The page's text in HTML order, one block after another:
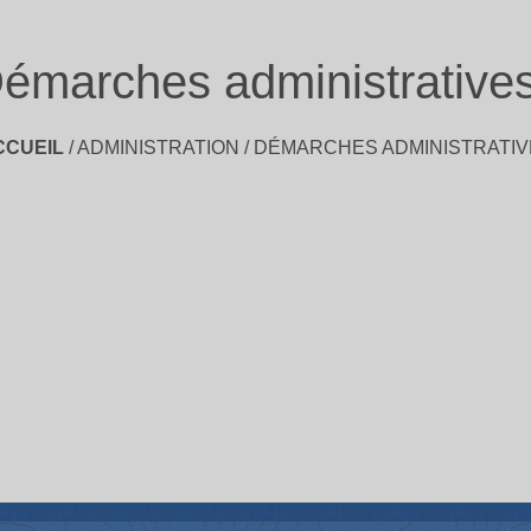
/ADMINISTRATION / DÉMARCHES